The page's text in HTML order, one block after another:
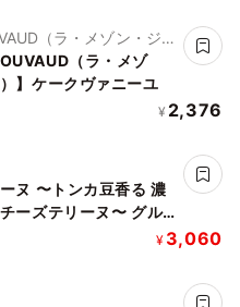
（ラ・メゾン・ジュ
（ラ・メゾ
】ケークヴァニーユ
¥ 2,376
る 濃
ーズテリーヌ〜 グル
¥ 3,060